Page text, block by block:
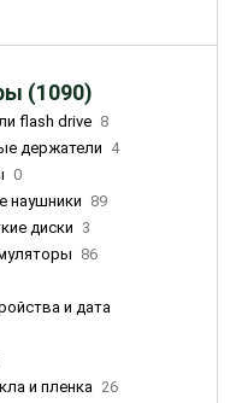
(1090)
flash drive 8
держатели 4
0
наушники
89
диски 3
86
и дата
и пленка 26